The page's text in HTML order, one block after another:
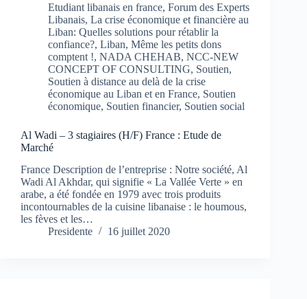
Etudiant libanais en france, Forum des Experts
Libanais, La crise économique et financière au
Liban: Quelles solutions pour rétablir la
confiance?, Liban, Même les petits dons
comptent !, NADA CHEHAB, NCC-NEW
CONCEPT OF CONSULTING, Soutien,
Soutien à distance au delà de la crise
économique au Liban et en France, Soutien
économique, Soutien financier, Soutien social
Al Wadi – 3 stagiaires (H/F) France : Etude de
Marché
France Description de l’entreprise : Notre société, Al
Wadi Al Akhdar, qui signifie « La Vallée Verte » en
arabe, a été fondée en 1979 avec trois produits
incontournables de la cuisine libanaise : le houmous,
les fèves et les…
Presidente
16 juillet 2020